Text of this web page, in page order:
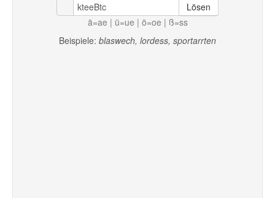
Datenschutz
Lösen
ä=ae | ü=ue | ö=oe | ß=ss
Beispiele: blaswech, lordess, sportarrten